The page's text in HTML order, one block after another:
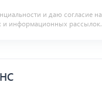
и даю согласие на
и информационных рассылок.